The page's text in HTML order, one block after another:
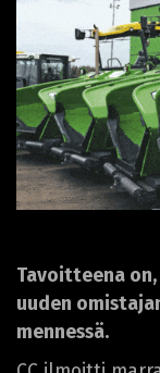
Tavoitteena
uuden
mennessä.